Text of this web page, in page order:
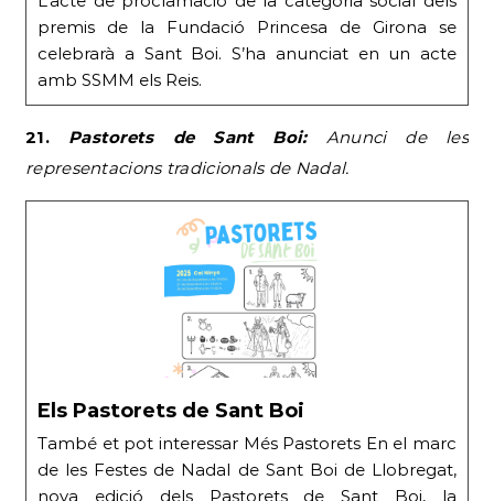
premis de la Fundació Princesa de Girona se
celebrarà a Sant Boi. S’ha anunciat en un acte
amb SSMM els Reis.
21. Pastorets de Sant Boi:Anunci de les
representacions tradicionals de Nadal.
Els Pastorets de Sant Boi
També et pot interessar Més Pastorets En el marc
de les Festes de Nadal de Sant Boi de Llobregat,
nova edició dels Pastorets de Sant Boi, la